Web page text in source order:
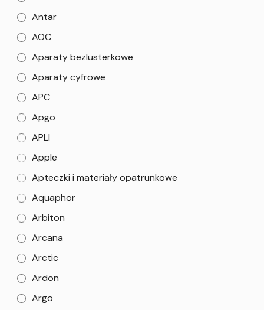
Antar
AOC
Aparaty bezlusterkowe
Aparaty cyfrowe
APC
Apgo
APLI
Apple
Apteczki i materiały opatrunkowe
Aquaphor
Arbiton
Arcana
Arctic
Ardon
Argo